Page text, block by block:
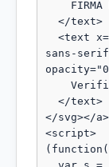
sans-
</svg></a>
<script>